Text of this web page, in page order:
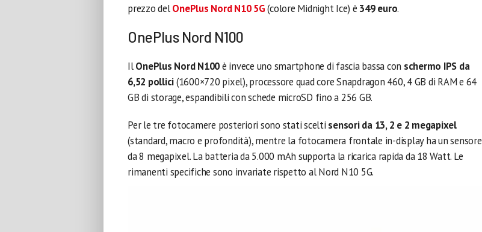
prezzo delOnePlus Nord N10 5G(colore Midnight Ice) è 349 euro.
OnePlus Nord N100
IlOnePlus Nord N100è invece uno smartphone di fascia bassa con schermo IPS da
6,52 pollici(1600×720 pixel), processore quad core Snapdragon 460, 4 GB di RAM e 64
GB di storage, espandibili con schede microSD fino a 256 GB.
Per le tre fotocamere posteriori sono stati scelti sensori da 13, 2 e 2 megapixel
(standard, macro e profondità), mentre la fotocamera frontale in-display ha un sensore
da 8 megapixel. La batteria da 5.000 mAh supporta la ricarica rapida da 18 Watt. Le
rimanenti specifiche sono invariate rispetto al Nord N10 5G.